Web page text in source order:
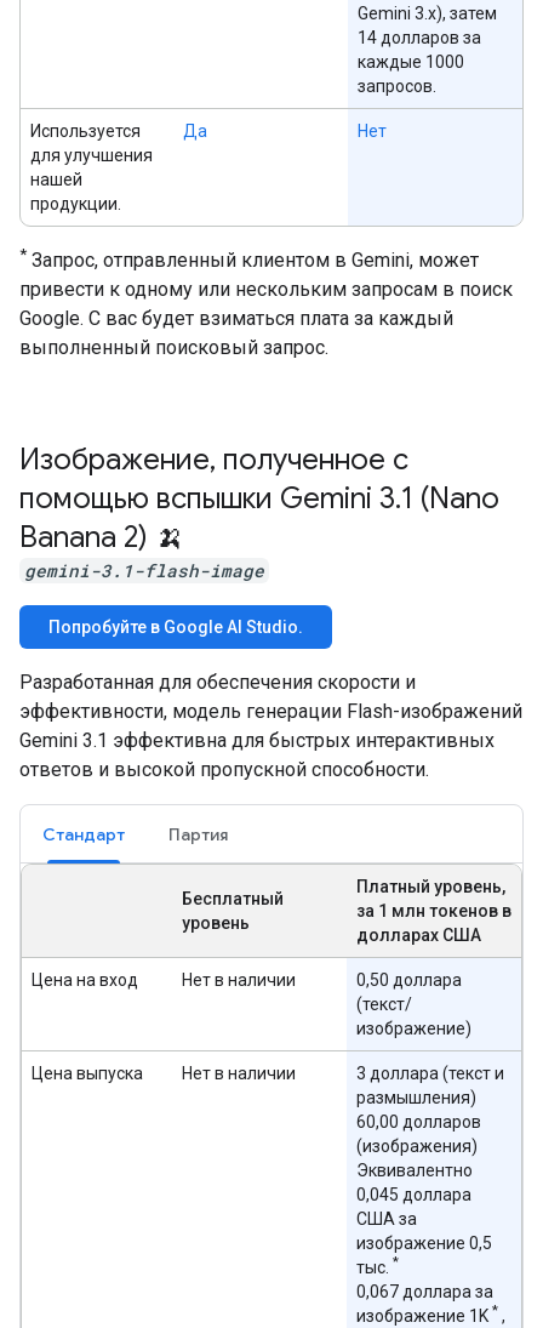
Gemini 3.x), затем
14 долларов за
каждые 1000
запросов.
Используется
для улучшения
нашей
продукции.
Да Нет
* Запрос, отправленный клиентом в Gemini, может
привести к одному или нескольким запросам в поиск
Google. С вас будет взиматься плата за каждый
выполненный поисковый запрос.
Изображение, полученное с
помощью вспышки Gemini 3.1 (Nano
Banana 2) 🍌
gemini-3.1-flash-image
Попробуйте в Google AI Studio.
Разработанная для обеспечения скорости и
эффективности, модель генерации Flash-изображений
Gemini 3.1 эффективна для быстрых интерактивных
ответов и высокой пропускной способности.
Стандарт Партия
Бесплатный
уровень
Платный уровень,
за 1 млн токенов в
долларах США
Цена на вход Нет в наличии
0,50 доллара
(текст/
изображение)
Цена выпуска Нет в наличии
3 доллара (текст и
размышления)
60,00 долларов
(изображения)
Эквивалентно
0,045 доллара
США за
изображение 0,5
тыс. *
0,067 доллара за
изображение 1K * ,